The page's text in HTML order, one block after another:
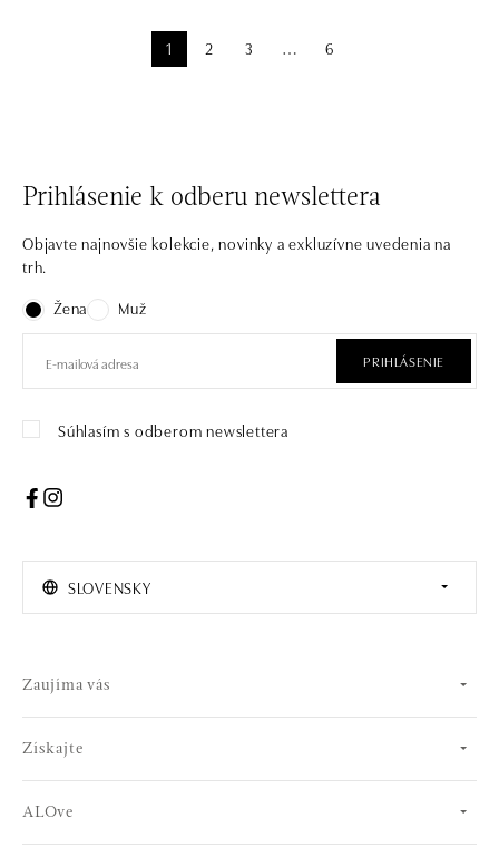
1 2 3 ⋯ 6
Prihlásenie k odberu newslettera
Objavte najnovšie kolekcie, novinky a exkluzívne uvedenia na
trh.
Žena
Muž
PRIHLÁSENIE
Súhlasím s odberom newslettera
SLOVENSKY
Zaujíma vás
Získajte
ALOve